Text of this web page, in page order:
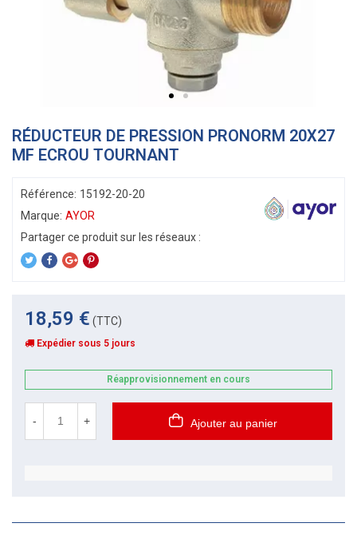
RÉDUCTEUR DE PRESSION PRONORM 20X27
MF ECROU TOURNANT
Référence: 15192-20-20
Marque: AYOR
18,59 € (TTC)
Expédier sous 5 jours
Réapprovisionnement en cours
- + Ajouter au panier